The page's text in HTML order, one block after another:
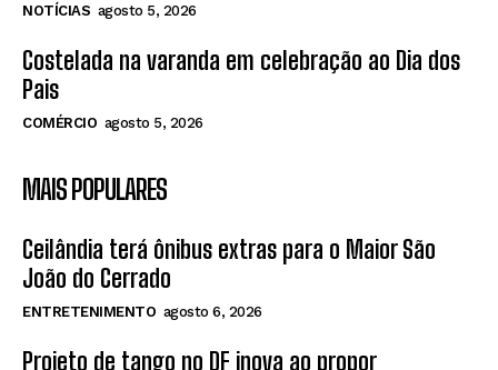
NOTÍCIAS agosto 5, 2026
Costelada na varanda em celebração ao Dia dos
Pais
COMÉRCIO agosto 5, 2026
MAIS POPULARES
Ceilândia terá ônibus extras para o Maior São
João do Cerrado
ENTRETENIMENTO agosto 6, 2026
Projeto de tango no DF inova ao propor